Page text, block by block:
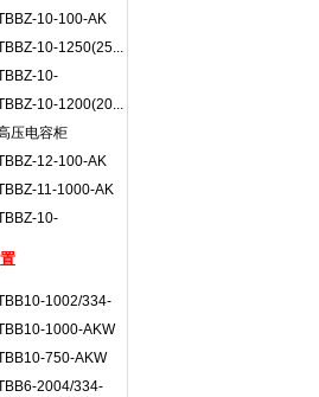
10-100-AK
10-1250(25...
10-
50...10-1200(20...
压电容柜
12-100-AK
11-1000-AK
10-
1002/334-
1000-AKW
750-AKW
2004/334-